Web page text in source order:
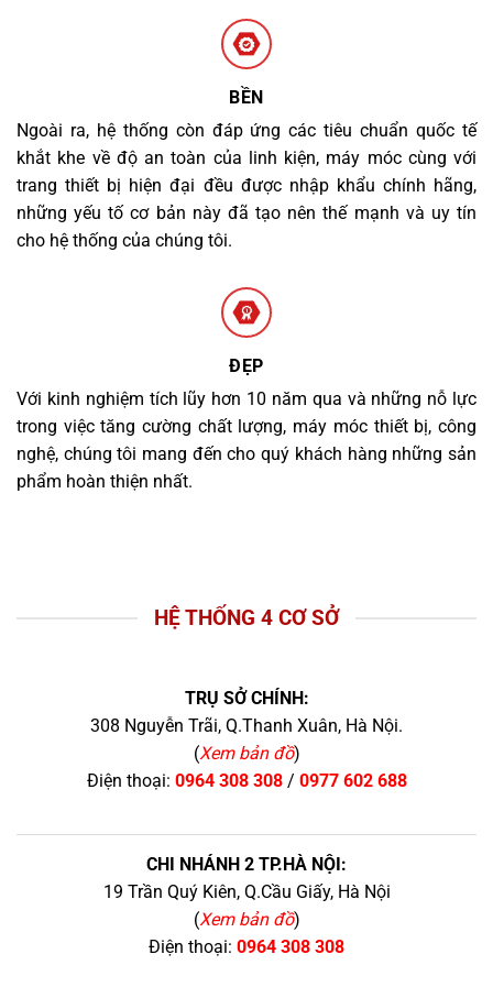
BỀN
Ngoài ra, hệ thống còn đáp ứng các tiêu chuẩn quốc tế
khắt khe về độ an toàn của linh kiện, máy móc cùng với
trang thiết bị hiện đại đều được nhập khẩu chính hãng,
những yếu tố cơ bản này đã tạo nên thế mạnh và uy tín
cho hệ thống của chúng tôi.
ĐẸP
Với kinh nghiệm tích lũy hơn 10 năm qua và những nỗ lực
trong việc tăng cường chất lượng, máy móc thiết bị, công
nghệ, chúng tôi mang đến cho quý khách hàng những sản
phẩm hoàn thiện nhất.
HỆ THỐNG 4 CƠ SỞ
TRỤ SỞ CHÍNH:
308 Nguyễn Trãi, Q.Thanh Xuân, Hà Nội.
(Xem bản đồ)
Điện thoại: 0964 308 308/ 0977 602 688
CHI NHÁNH 2 TP.HÀ NỘI:
19 Trần Quý Kiên, Q.Cầu Giấy, Hà Nội
(Xem bản đồ)
Điện thoại: 0964 308 308